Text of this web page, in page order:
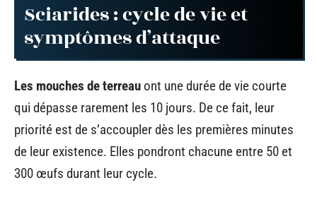
Sciarides : cycle de vie et
symptômes d’attaque
Les mouches de terreau ont une durée de vie courte
qui dépasse rarement les 10 jours. De ce fait, leur
priorité est de s’accoupler dès les premières minutes
de leur existence. Elles pondront chacune entre 50 et
300 œufs durant leur cycle.